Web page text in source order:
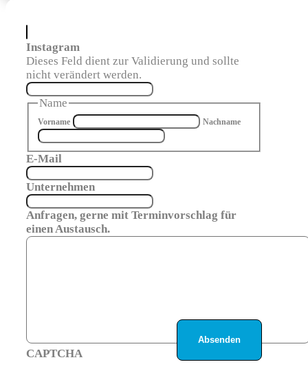
Instagram
Dieses Feld dient zur Validierung und sollte
nicht verändert werden.
Name
Vorname Nachname
E-Mail
Unternehmen
Anfragen, gerne mit Terminvorschlag für
einen Austausch.
CAPTCHA